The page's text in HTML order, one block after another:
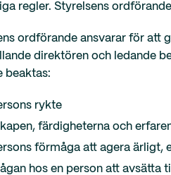
regler. Styrelsens
ordförande ansvarar för att
direktören och ledande
beaktas:
rykte
färdigheterna och
förmåga att agera
hos en person att avsätta